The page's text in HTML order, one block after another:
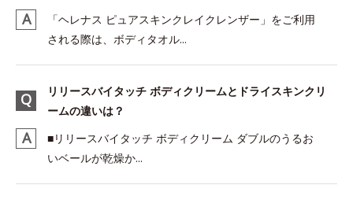
「ヘレナス ピュアスキンクレイクレンザー」をご利用
される際は、ボディタオル...
リリースバイタッチ ボディクリームとドライスキンクリ
ームの違いは？
■リリースバイタッチ ボディクリーム ダブルのうるお
いベールが乾燥か...